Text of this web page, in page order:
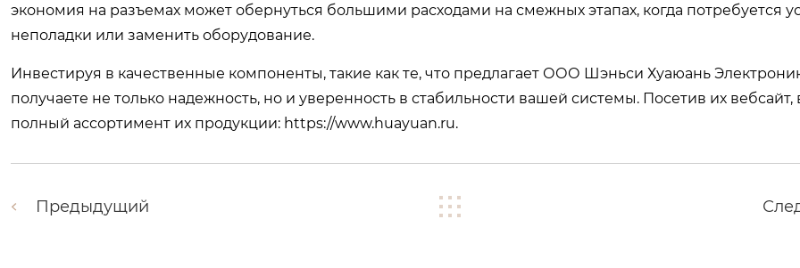
экономия на разъемах может обернуться большими расходами на смежных этапах, когда потребуется
неполадки или заменить оборудование.
Инвестируя в качественные компоненты, такие как те, что предлагает ООО Шэньси Хуаюань
получаете не только надежность, но и уверенность в стабильности вашей системы. Посетив их вебсайт,
полный ассортимент их продукции: https://www.huayuan.ru.
Предыдущий